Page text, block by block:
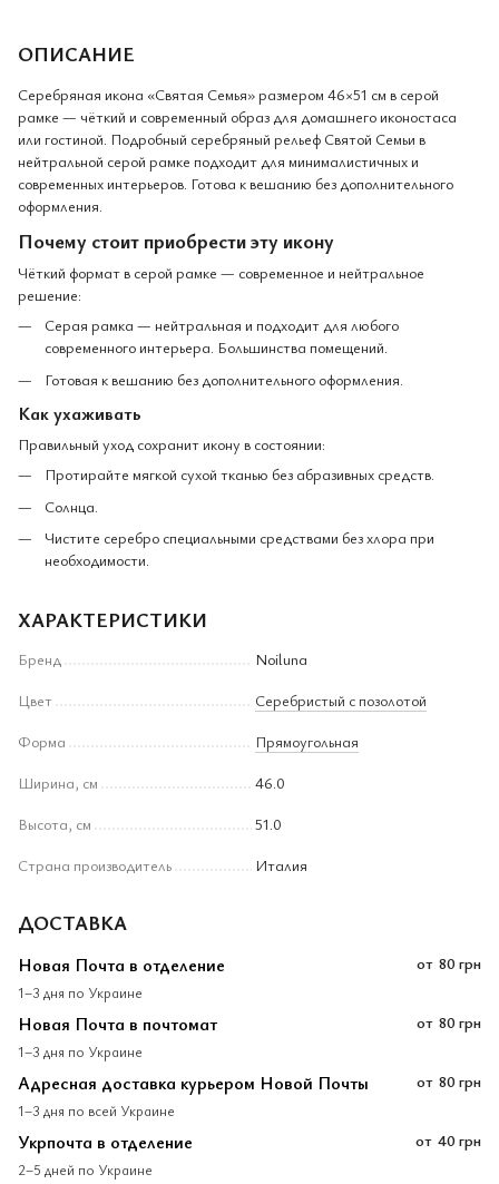
ОПИСАНИЕ
Серебряная икона «Святая Семья» размером 46×51 см в серой
рамке — чёткий и современный образ для домашнего иконостаса
или гостиной. Подробный серебряный рельеф Святой Семьи в
нейтральной серой рамке подходит для минималистичных и
современных интерьеров. Готова к вешанию без дополнительного
оформления.
Почему стоит приобрести эту икону
Чёткий формат в серой рамке — современное и нейтральное
решение:
Серая рамка — нейтральная и подходит для любого
современного интерьера. Большинства помещений.
Готовая к вешанию без дополнительного оформления.
Как ухаживать
Правильный уход сохранит икону в состоянии:
Протирайте мягкой сухой тканью без абразивных средств.
Солнца.
Чистите серебро специальными средствами без хлора при
необходимости.
ХАРАКТЕРИСТИКИ
Бренд
Noiluna
Цвет
Серебристый с позолотой
Форма
Прямоугольная
Ширина, см
46.0
Высота, см
51.0
Страна производитель
Италия
ДОСТАВКА
Новая Почта в отделение
1–3 дня по Украине
от 80 грн
Новая Почта в почтомат
1–3 дня по Украине
от 80 грн
Адресная доставка курьером Новой Почты
1–3 дня по всей Украине
от 80 грн
Укрпочта в отделение
2–5 дней по Украине
от 40 грн